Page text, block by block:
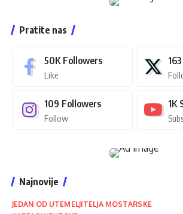
Pratite nas
50K Followers
Like
163
109 Followers
Follow
1K
Najnovije
JEDAN OD UTEMELJITELJA MOSTARSKE